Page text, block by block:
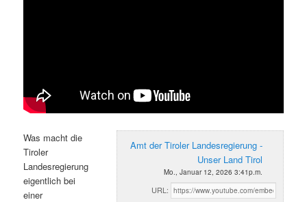
Amt der Tiroler Landesregierung -
Unser Land Tirol
Mo., Januar 12, 2026 3:41p.m.
URL:
Was macht die
Tiroler
Landesregierung
eigentlich bei
einer